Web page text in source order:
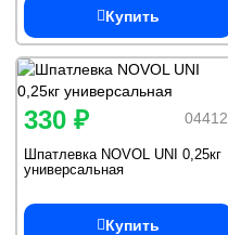
Купить
04412
330 ₽
Шпатлевка NOVOL UNI 0,25кг
универсальная
Купить